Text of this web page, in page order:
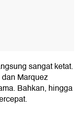
sangat ketat.
Marquez
Bahkan, hingga